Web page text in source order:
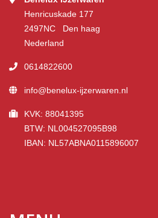
Henricuskade 177
2497NC Den haag
Nederland
0614822600
info@benelux-ijzerwaren.nl
KVK: 88041395
BTW: NL004527095B98
IBAN: NL57ABNA0115896007